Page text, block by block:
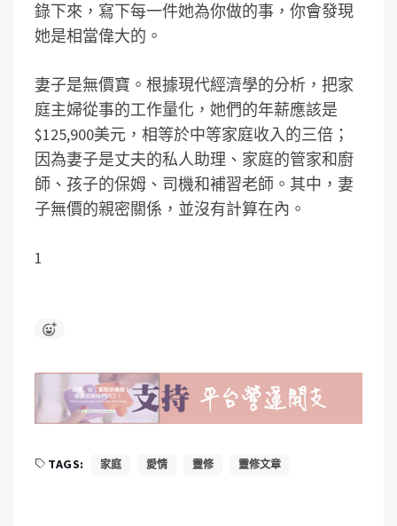
錄下來，寫下每一件她為你做的事，你會發現
她是相當偉大的。
妻子是無價寶。根據現代經濟學的分析，把家
庭主婦從事的工作量化，她們的年薪應該是
$125,900美元，相等於中等家庭收入的三倍；
因為妻子是丈夫的私人助理、家庭的管家和廚
師、孩子的保姆、司機和補習老師。其中，妻
子無價的親密關係，並沒有計算在內。
1
TAGS: 家庭 愛情 靈修 靈修文章